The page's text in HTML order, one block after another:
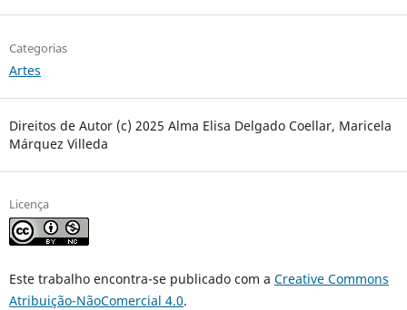
Categorias
Artes
Direitos de Autor (c) 2025 Alma Elisa Delgado Coellar, Maricela
Márquez Villeda
Licença
Este trabalho encontra-se publicado com a Creative Commons
Atribuição-NãoComercial 4.0.